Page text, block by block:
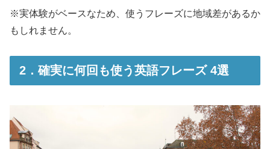
※実体験がベースなため、使うフレーズに地域差があるか
もしれません。
2．確実に何回も使う英語フレーズ 4選